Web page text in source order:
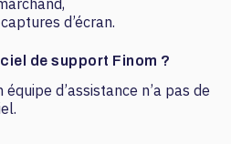
d’écran.
de support Finom ?
d’assistance n’a pas de